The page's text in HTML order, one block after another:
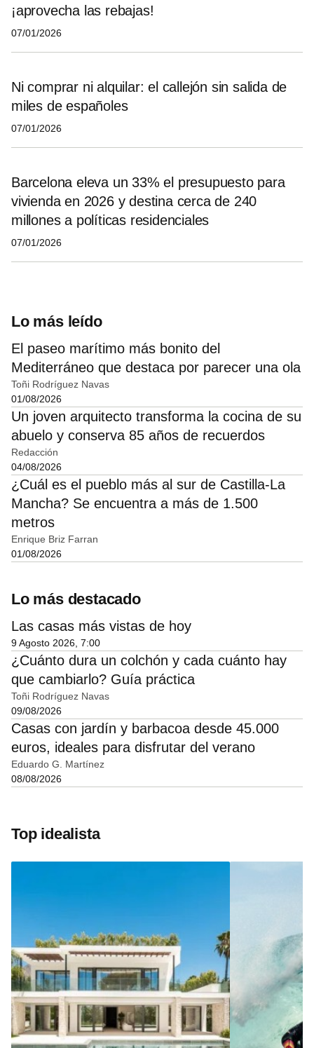
¡aprovecha las rebajas!
07/01/2026
Ni comprar ni alquilar: el callejón sin salida de
miles de españoles
07/01/2026
Barcelona eleva un 33% el presupuesto para
vivienda en 2026 y destina cerca de 240
millones a políticas residenciales
07/01/2026
Lo más leído
El paseo marítimo más bonito del
Mediterráneo que destaca por parecer una ola
Toñi Rodríguez Navas
01/08/2026
Un joven arquitecto transforma la cocina de su
abuelo y conserva 85 años de recuerdos
Redacción
04/08/2026
¿Cuál es el pueblo más al sur de Castilla-La
Mancha? Se encuentra a más de 1.500
metros
Enrique Briz Farran
01/08/2026
Lo más destacado
Las casas más vistas de hoy
9 Agosto 2026, 7:00
¿Cuánto dura un colchón y cada cuánto hay
que cambiarlo? Guía práctica
Toñi Rodríguez Navas
09/08/2026
Casas con jardín y barbacoa desde 45.000
euros, ideales para disfrutar del verano
Eduardo G. Martínez
08/08/2026
Top idealista